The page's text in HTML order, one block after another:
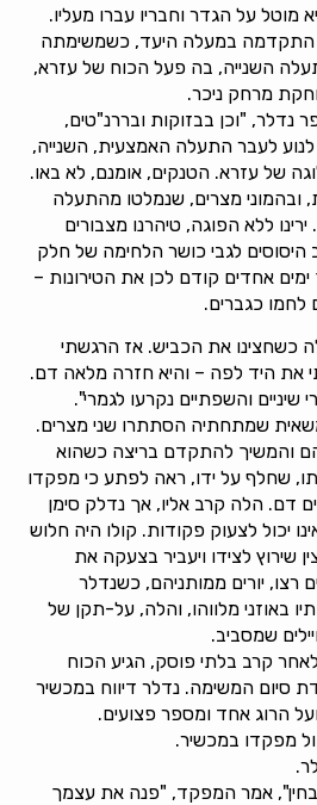
מוטל על הגדר וחבריו עברו מעליו.
התקדמה במעלה היעד, כשמשימתה
השנייה, בה פעל הכוח של עזרא,
מרחק ניכר.
נדלר, "וכן בבזוקות ובררנ"טים,
לעבר התעלה האמצעית, השנייה,
של עזרא. הטנקים, אומנם, לא באו.
ובהמוני מצרים, שנמלטו מהתעלה
ללא הפוגה, טיהרנו מצבורים
היסוסים לגבי כושר הלחימה של חלק
ימים אחדים קודם לכן את הטירונות –
כגברים.
כשחצינו את הכביש. אז הרגשתי
את היד לפה – והיא חזרה מלאה דם.
והשפתיים נקרעו לגמרי".
שמתחתיה הסתתרו שני מצרים.
והמשיך להתקדם בריצה כשהוא
שחלף על ידו, ראה לפתע כי מפקדו
דם. הלה קרב אליו, אך נדלק סימן
יכול לצעוק פקודות. קולו היה חלוש
שירוץ לצידו ויעביר בצעקה את
רצו, יורים ממותניהם, כשנדלר
באוזני מלווהו, והלה, על-תקן של
שמסביב.
קרב בלתי פוסק, הגיע הכוח
סיום המשימה. נדלר דיווח במכשיר
הרוג אחד ומספר פצועים.
מפקדו במכשיר.
אמר המפקד, "פנה את עצמך